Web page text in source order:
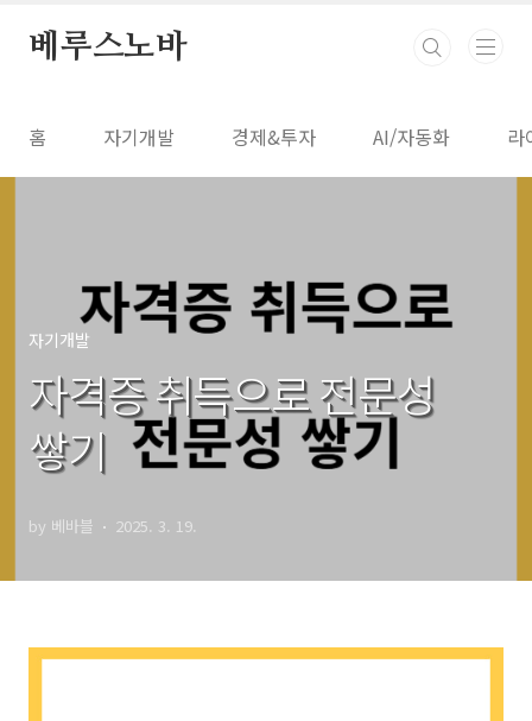
베루스노바
홈 자기개발 경제&투자 AI/자동화 라
자기개발
자격증 취득으로 전문성
쌓기
by 베바블 2025. 3. 19.